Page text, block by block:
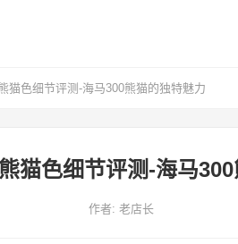
猫色细节评测-海马300熊猫的独特魅力
猫色细节评测-海马
作者: 老店长